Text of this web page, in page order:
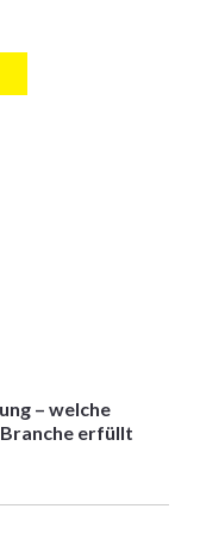
– welche
erfüllt